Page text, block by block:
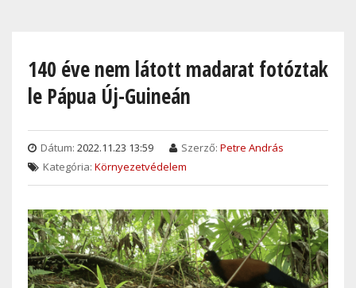
content140 éve nem látott madarat fotóztak
le Pápua Új-Guineán
Dátum: 2022.11.23 13:59 Szerző: Petre András
Kategória: Környezetvédelem